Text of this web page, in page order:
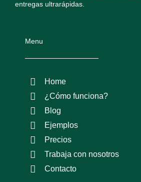
entregas ultrarápidas.
Menu
Home
¿Cómo funciona?
Blog
Ejemplos
Precios
Trabaja con nosotros
Contacto